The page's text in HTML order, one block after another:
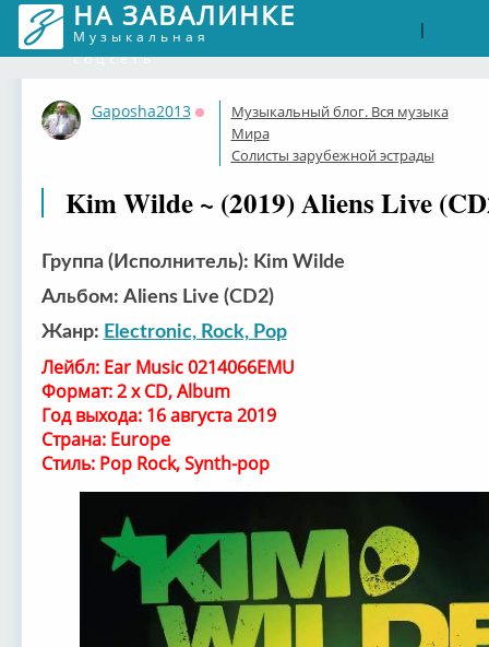
НА ЗАВАЛИНКЕ
Музыкальная
соцсеть
|
Gaposha2013
Оффлайн
Музыкальный блог. Вся музыка
Мира
Солисты зарубежной эстрады
Kim Wilde ~ (2019) Aliens Live
Группа (Исполнитель): Kim Wilde
Альбом: Aliens Live (CD2)
Жанр: Electronic, Rock, Pop
Лейбл: Ear Music 0214066EMU
Формат: 2 x CD, Album
Год выхода: 16 августа 2019
Страна: Europe
Стиль: Pop Rock, Synth-pop